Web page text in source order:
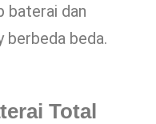
baterai dan
berbeda beda.
Total